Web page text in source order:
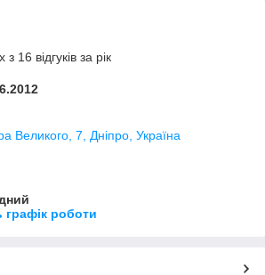
16 відгуків за рік
Великого, 7, Дніпро, Україна
графік роботи